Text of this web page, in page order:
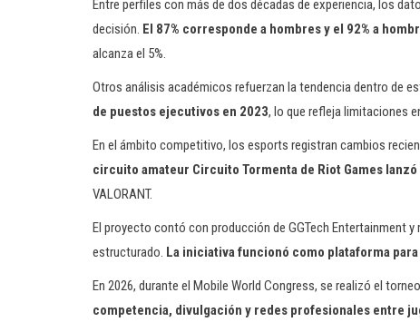
Entre perfiles con más de dos décadas de experiencia, los
decisión. El 87% corresponde a hombres y el 92% a
alcanza el 5%.
Otros análisis académicos refuerzan la tendencia dentro de
de puestos ejecutivos en 2023, lo que refleja limitaciones
En el ámbito competitivo, los esports registran cambios
circuito amateur Circuito Tormenta de Riot Games lanzó
VALORANT.
El proyecto contó con producción de GGTech Entertainment
estructurado. La iniciativa funcionó como plataforma
En 2026, durante el Mobile World Congress, se realizó el
competencia, divulgación y redes profesionales entre